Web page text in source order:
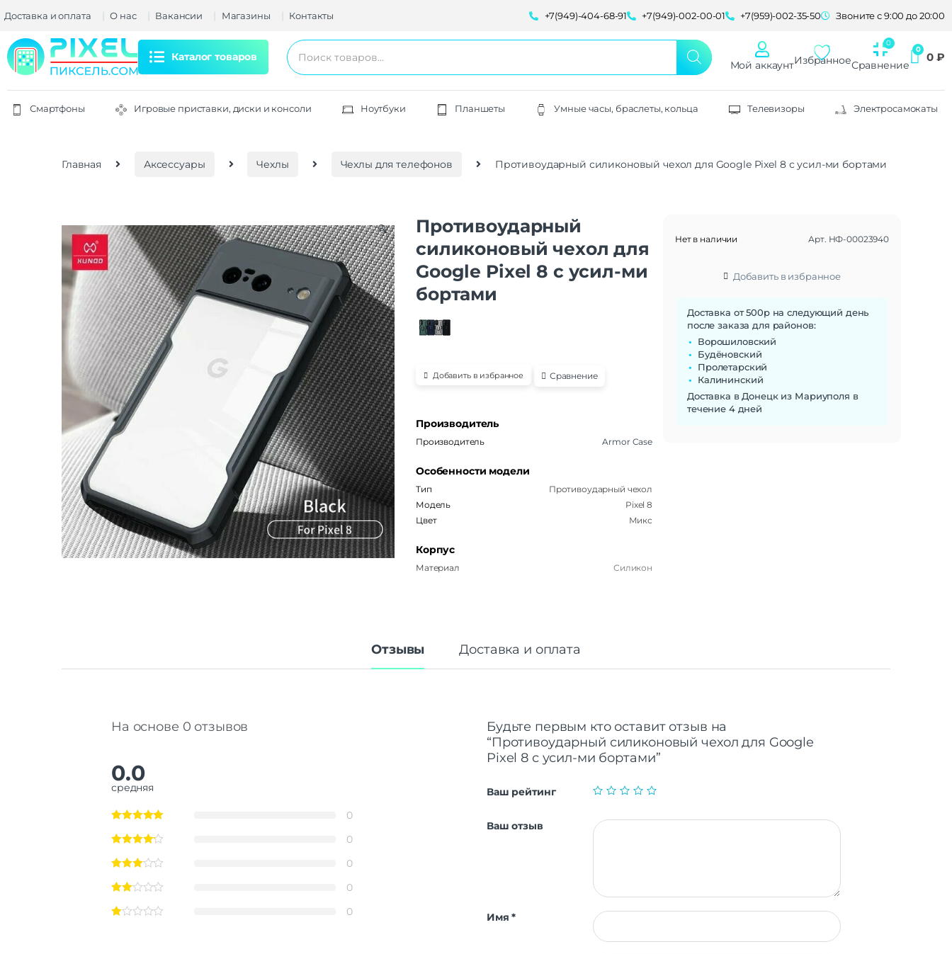
Доставка и оплата О нас Вакансии Магазины Контакты +7(949)-404-68-91 +7(949)-002-00-01 +7(959)-002-35-50 Звоните с 9:00 до 20:00
Каталог товаров
Мой аккаунтИзбранноеСравнение
0 ₽
Смартфоны Игровые приставки, диски и консоли Ноутбуки Планшеты Умные часы, браслеты, кольца Телевизоры Электросамокаты
Главная Аксессуары Чехлы Чехлы для телефонов Противоударный силиконовый чехол для Google Pixel 8 с усил-ми бортами
🔍
Противоударный
силиконовый чехол для
Google Pixel 8 с усил-ми
бортами
Добавить в избранное Сравнение
Производитель
Производитель Armor Case
Особенности модели
Тип
Противоударный чехол
Модель
Pixel 8
Цвет
Микс
Корпус
Материал Силикон
Нет в наличии Арт. НФ-00023940
Добавить в избранное
Доставка от 500р на следующий день
после заказа для районов:
Ворошиловский
Будёновский
Пролетарский
Калининский
Доставка в Донецк из Мариуполя в
течение 4 дней
Отзывы Доставка и оплата
На основе 0 отзывов
0.0
средняя
0
0
0
0
0
Будьте первым кто оставит отзыв на
“Противоударный силиконовый чехол для Google
Pixel 8 с усил-ми бортами”
Ваш рейтинг
Ваш отзыв
Имя*